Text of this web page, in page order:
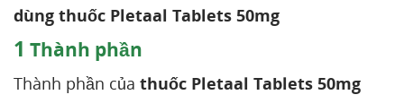
dùng thuốc Pletaal Tablets 50mg
1 Thành phần
Thành phần của thuốc Pletaal Tablets 50mg